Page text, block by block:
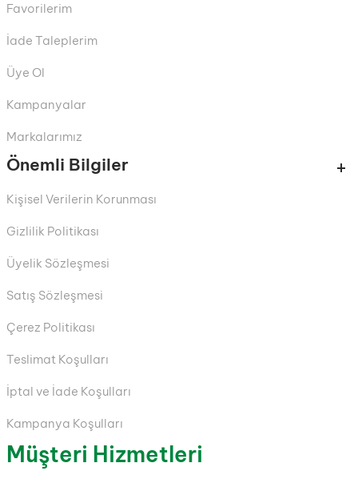
Favorilerim
İade Taleplerim
Üye Ol
Kampanyalar
Markalarımız
Önemli Bilgiler
Kişisel Verilerin Korunması
Gizlilik Politikası
Üyelik Sözleşmesi
Satış Sözleşmesi
Çerez Politikası
Teslimat Koşulları
İptal ve İade Koşulları
Kampanya Koşulları
Müşteri Hizmetleri